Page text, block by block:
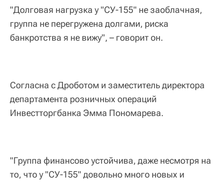
"Долговая нагрузка у "СУ-155" не заоблачная,
группа не перегружена долгами, риска
банкротства я не вижу", – говорит он.
Согласна с Дроботом и заместитель директора
департамента розничных операций
Инвестторгбанка Эмма Пономарева.
"Группа финансово устойчива, даже несмотря на
то, что у "СУ-155" довольно много новых и